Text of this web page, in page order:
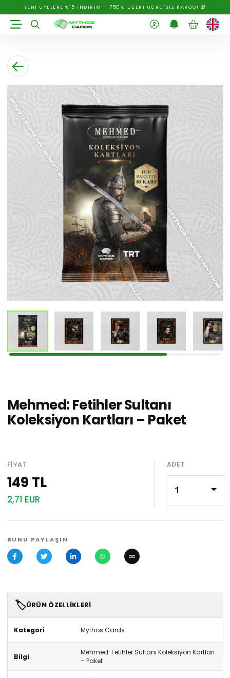
YENİ ÜYELERE %15 İNDİRİM + 750₺ ÜZERİ ÜCRETSİZ KARGO! 🎁
Mehmed: Fetihler Sultanı
Koleksiyon Kartları – Paket
FIYAT
149 TL
2,71 EUR
ADET
1
BUNU PAYLAŞIN
🏷️ÜRÜN ÖZELLIKLERI
Kategori Mythos Cards
Bilgi
Mehmed: Fetihler Sultanı Koleksiyon Kartları
– Paket